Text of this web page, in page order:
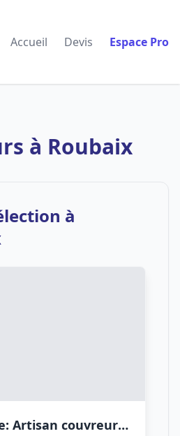
Accueil Devis Espace Pro
à Roubaix
à
AC couverture: Artisan couvreur Rénovation réparation toiture Étanchéité isolation Travaux maçonnerie Bac Acier Nord 59 Lille